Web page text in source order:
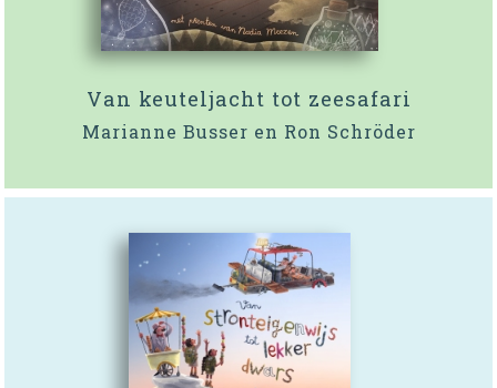
Van keuteljacht tot zeesafari
Marianne Busser en Ron Schröder